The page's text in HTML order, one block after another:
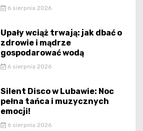
6 sierpnia 2026
Upały wciąż trwają: jak dbać o
zdrowie i mądrze
gospodarować wodą
6 sierpnia 2026
Silent Disco w Lubawie: Noc
pełna tańca i muzycznych
emocji!
6 sierpnia 2026